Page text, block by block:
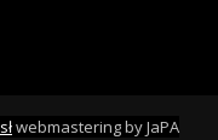
webmastering by JaPA